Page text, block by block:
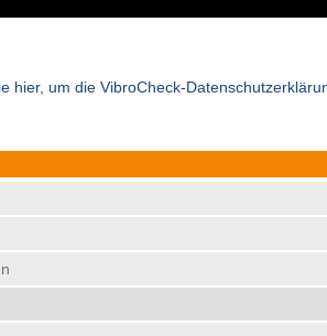
hier, um die VibroCheck-